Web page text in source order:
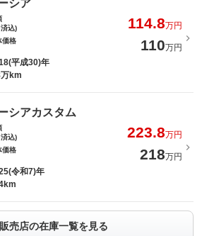
シア
込)
114.8万円
価格
110万円
平成30)年
km
シアカスタム
込)
223.8万円
価格
218万円
令和7)年
売店の在庫一覧を見る